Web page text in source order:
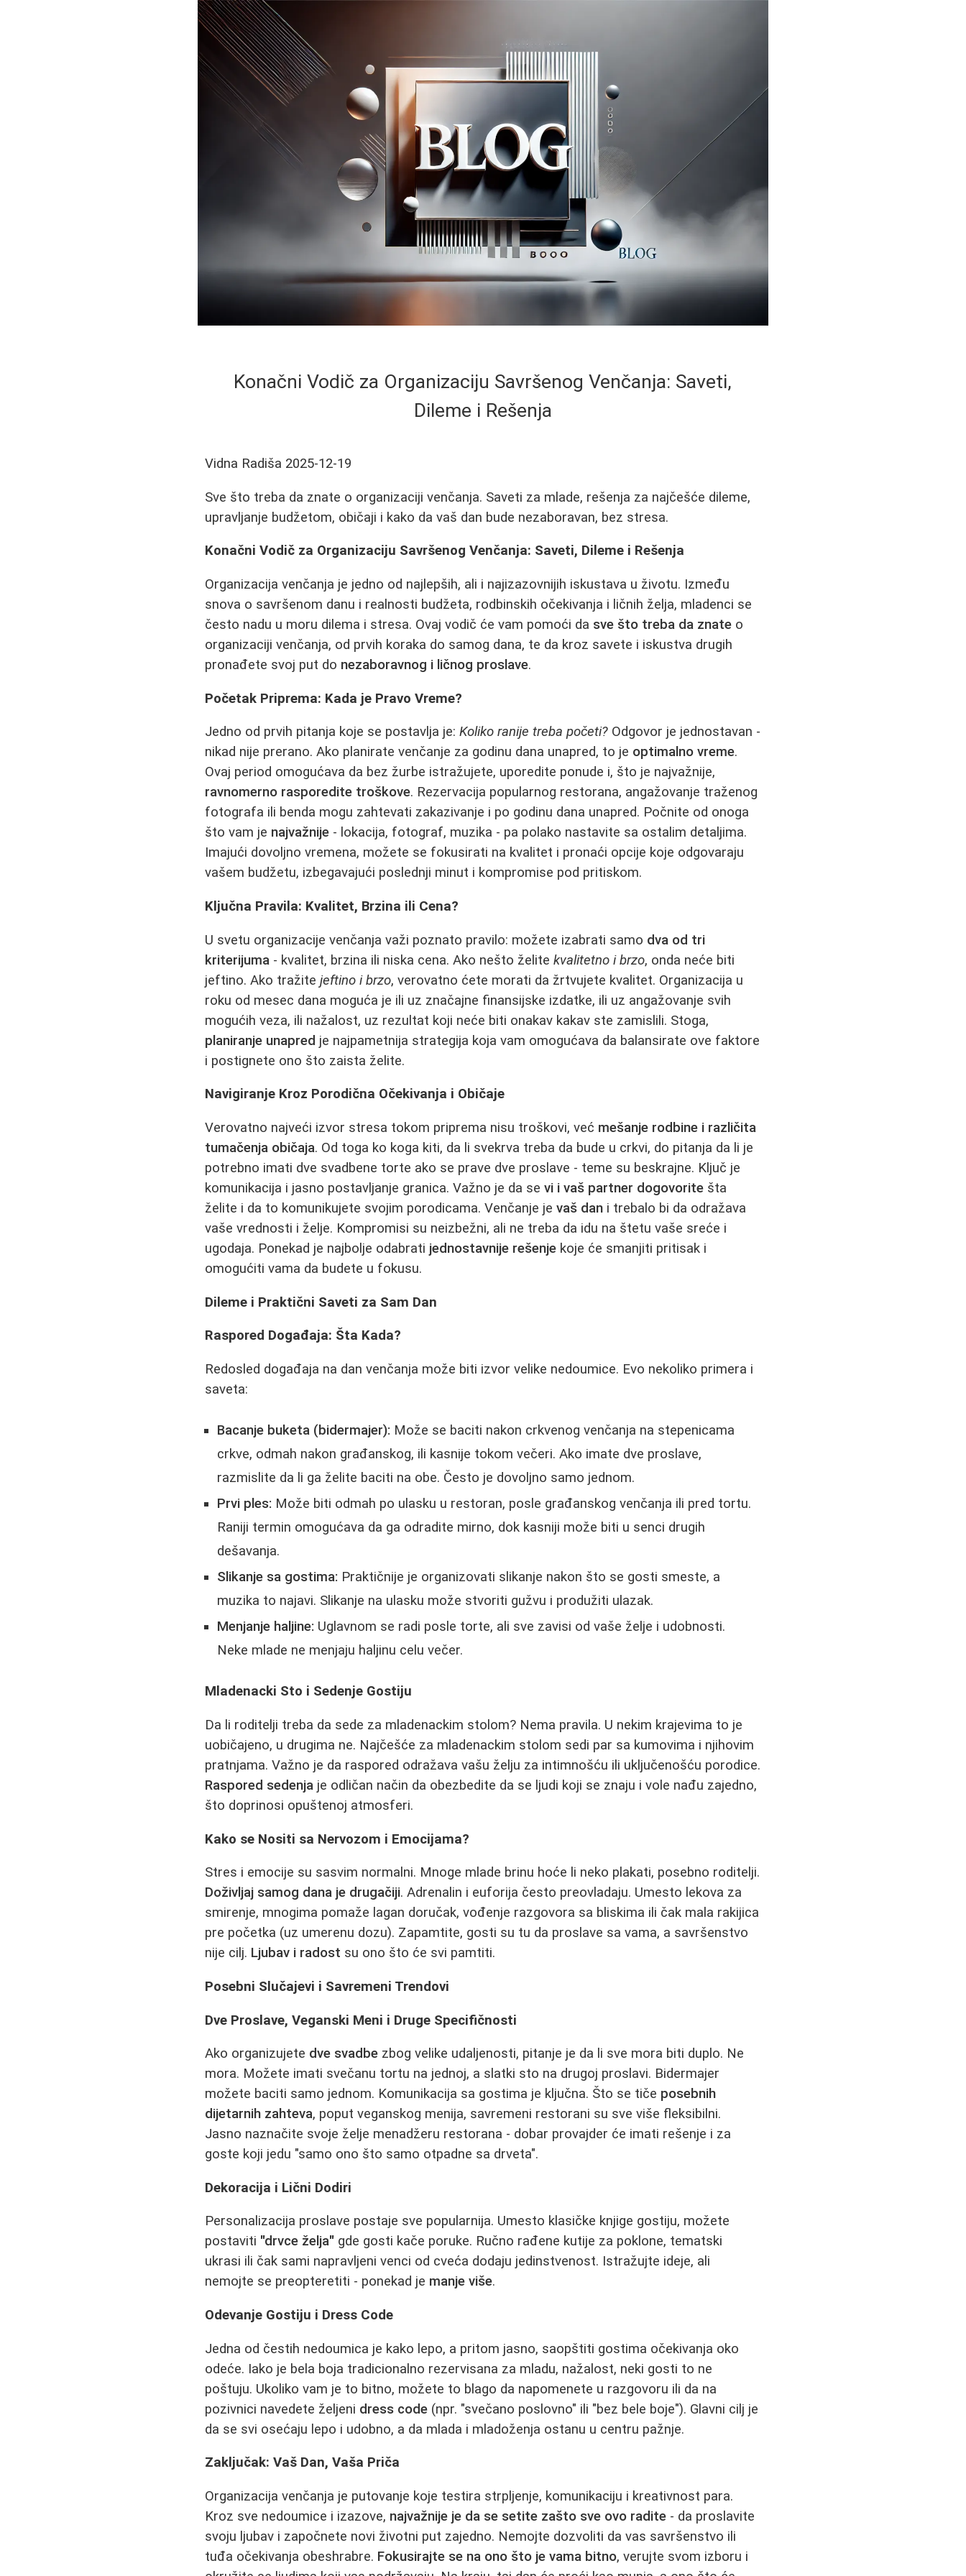
Konačni Vodič za Organizaciju Savršenog Venčanja: Saveti,
Dileme i Rešenja
Vidna Radiša 2025-12-19
Sve što treba da znate o organizaciji venčanja. Saveti za mlade, rešenja za najčešće dileme,
upravljanje budžetom, običaji i kako da vaš dan bude nezaboravan, bez stresa.
Konačni Vodič za Organizaciju Savršenog Venčanja: Saveti, Dileme i Rešenja
Organizacija venčanja je jedno od najlepših, ali i najizazovnijih iskustava u životu. Između
snova o savršenom danu i realnosti budžeta, rodbinskih očekivanja i ličnih želja, mladenci se
često nadu u moru dilema i stresa. Ovaj vodič će vam pomoći da sve što treba da znate o
organizaciji venčanja, od prvih koraka do samog dana, te da kroz savete i iskustva drugih
pronađete svoj put do nezaboravnog i ličnog proslave.
Početak Priprema: Kada je Pravo Vreme?
Jedno od prvih pitanja koje se postavlja je:Koliko ranije treba početi? Odgovor je jednostavan -
nikad nije prerano. Ako planirate venčanje za godinu dana unapred, to je optimalno vreme.
Ovaj period omogućava da bez žurbe istražujete, uporedite ponude i, što je najvažnije,
ravnomerno rasporedite troškove. Rezervacija popularnog restorana, angažovanje traženog
fotografa ili benda mogu zahtevati zakazivanje i po godinu dana unapred. Počnite od onoga
što vam je najvažnije - lokacija, fotograf, muzika - pa polako nastavite sa ostalim detaljima.
Imajući dovoljno vremena, možete se fokusirati na kvalitet i pronaći opcije koje odgovaraju
vašem budžetu, izbegavajući poslednji minut i kompromise pod pritiskom.
Ključna Pravila: Kvalitet, Brzina ili Cena?
U svetu organizacije venčanja važi poznato pravilo: možete izabrati samo dva od tri
kriterijuma - kvalitet, brzina ili niska cena. Ako nešto želitekvalitetno i brzo, onda neće biti
jeftino. Ako tražitejeftino i brzo, verovatno ćete morati da žrtvujete kvalitet. Organizacija u
roku od mesec dana moguća je ili uz značajne finansijske izdatke, ili uz angažovanje svih
mogućih veza, ili nažalost, uz rezultat koji neće biti onakav kakav ste zamislili. Stoga,
planiranje unapred je najpametnija strategija koja vam omogućava da balansirate ove faktore
i postignete ono što zaista želite.
Navigiranje Kroz Porodična Očekivanja i Običaje
Verovatno najveći izvor stresa tokom priprema nisu troškovi, već mešanje rodbine i različita
tumačenja običaja. Od toga ko koga kiti, da li svekrva treba da bude u crkvi, do pitanja da li je
potrebno imati dve svadbene torte ako se prave dve proslave - teme su beskrajne. Ključ je
komunikacija i jasno postavljanje granica. Važno je da sevi i vaš partner dogovorite šta
želite i da to komunikujete svojim porodicama. Venčanje jevaš dan i trebalo bi da odražava
vaše vrednosti i želje. Kompromisi su neizbežni, ali ne treba da idu na štetu vaše sreće i
ugodaja. Ponekad je najbolje odabrati jednostavnije rešenje koje će smanjiti pritisak i
omogućiti vama da budete u fokusu.
Dileme i Praktični Saveti za Sam Dan
Raspored Događaja: Šta Kada?
Redosled događaja na dan venčanja može biti izvor velike nedoumice. Evo nekoliko primera i
saveta:
Bacanje buketa (bidermajer): Može se baciti nakon crkvenog venčanja na stepenicama
crkve, odmah nakon građanskog, ili kasnije tokom večeri. Ako imate dve proslave,
razmislite da li ga želite baciti na obe. Često je dovoljno samo jednom.
Prvi ples: Može biti odmah po ulasku u restoran, posle građanskog venčanja ili pred tortu.
Raniji termin omogućava da ga odradite mirno, dok kasniji može biti u senci drugih
dešavanja.
Slikanje sa gostima: Praktičnije je organizovati slikanje nakon što se gosti smeste, a
muzika to najavi. Slikanje na ulasku može stvoriti gužvu i produžiti ulazak.
Menjanje haljine: Uglavnom se radi posle torte, ali sve zavisi od vaše želje i udobnosti.
Neke mlade ne menjaju haljinu celu večer.
Mladenacki Sto i Sedenje Gostiju
Da li roditelji treba da sede za mladenackim stolom? Nema pravila. U nekim krajevima to je
uobičajeno, u drugima ne. Najčešće za mladenackim stolom sedi par sa kumovima i njihovim
pratnjama. Važno je da raspored odražava vašu želju za intimnošću ili uključenošću porodice.
Raspored sedenja je odličan način da obezbedite da se ljudi koji se znaju i vole nađu zajedno,
što doprinosi opuštenoj atmosferi.
Kako se Nositi sa Nervozom i Emocijama?
Stres i emocije su sasvim normalni. Mnoge mlade brinu hoće li neko plakati, posebno roditelji.
Doživljaj samog dana je drugačiji. Adrenalin i euforija često preovladaju. Umesto lekova za
smirenje, mnogima pomaže lagan doručak, vođenje razgovora sa bliskima ili čak mala rakijica
pre početka (uz umerenu dozu). Zapamtite, gosti su tu da proslave sa vama, a savršenstvo
nije cilj. Ljubav i radost su ono što će svi pamtiti.
Posebni Slučajevi i Savremeni Trendovi
Dve Proslave, Veganski Meni i Druge Specifičnosti
Ako organizujete dve svadbe zbog velike udaljenosti, pitanje je da li sve mora biti duplo. Ne
mora. Možete imati svečanu tortu na jednoj, a slatki sto na drugoj proslavi. Bidermajer
možete baciti samo jednom. Komunikacija sa gostima je ključna. Što se tiče posebnih
dijetarnih zahteva, poput veganskog menija, savremeni restorani su sve više fleksibilni.
Jasno naznačite svoje želje menadžeru restorana - dobar provajder će imati rešenje i za
goste koji jedu "samo ono što samo otpadne sa drveta".
Dekoracija i Lični Dodiri
Personalizacija proslave postaje sve popularnija. Umesto klasičke knjige gostiju, možete
postaviti "drvce želja" gde gosti kače poruke. Ručno rađene kutije za poklone, tematski
ukrasi ili čak sami napravljeni venci od cveća dodaju jedinstvenost. Istražujte ideje, ali
nemojte se preopteretiti - ponekad je manje više.
Odevanje Gostiju i Dress Code
Jedna od čestih nedoumica je kako lepo, a pritom jasno, saopštiti gostima očekivanja oko
odeće. Iako je bela boja tradicionalno rezervisana za mladu, nažalost, neki gosti to ne
poštuju. Ukoliko vam je to bitno, možete to blago da napomenete u razgovoru ili da na
pozivnici navedete željeni dress code (npr. "svečano poslovno" ili "bez bele boje"). Glavni cilj je
da se svi osećaju lepo i udobno, a da mlada i mladoženja ostanu u centru pažnje.
Zaključak: Vaš Dan, Vaša Priča
Organizacija venčanja je putovanje koje testira strpljenje, komunikaciju i kreativnost para.
Kroz sve nedoumice i izazove, najvažnije je da se setite zašto sve ovo radite - da proslavite
svoju ljubav i započnete novi životni put zajedno. Nemojte dozvoliti da vas savršenstvo ili
tuđa očekivanja obeshrabre. Fokusirajte se na ono što je vama bitno, verujte svom izboru i